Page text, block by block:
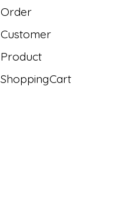
Order
Customer
Product
ShoppingCart